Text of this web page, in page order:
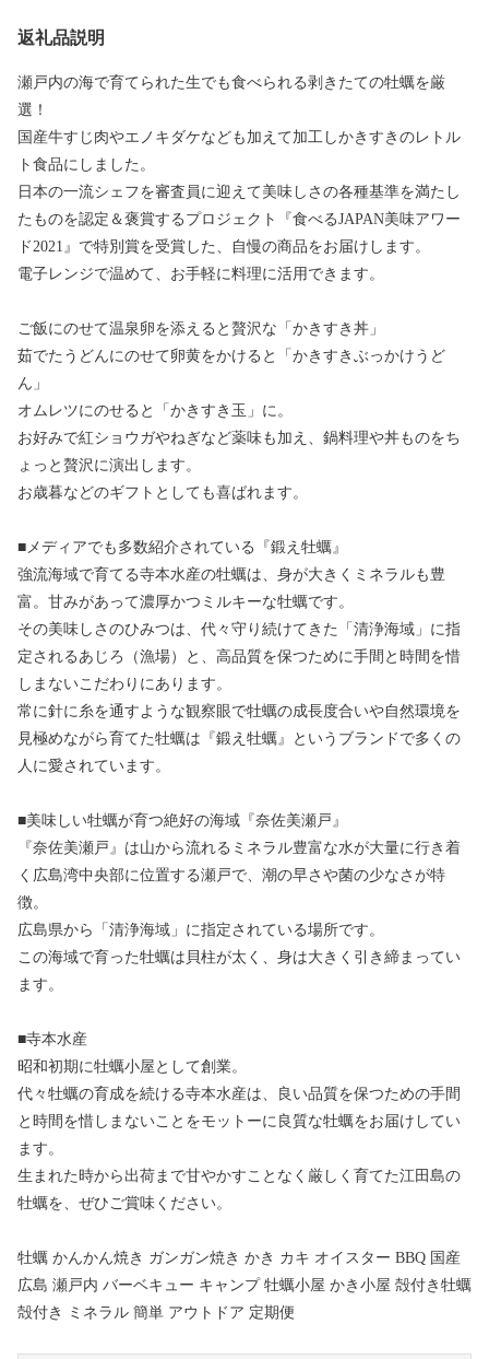
返礼品説明
瀬戸内の海で育てられた生でも食べられる剥きたての牡蠣を厳
選！
国産牛すじ肉やエノキダケなども加えて加工しかきすきのレトル
ト食品にしました。
日本の一流シェフを審査員に迎えて美味しさの各種基準を満たし
たものを認定＆褒賞するプロジェクト『食べるJAPAN美味アワー
ド2021』で特別賞を受賞した、自慢の商品をお届けします。
電子レンジで温めて、お手軽に料理に活用できます。
ご飯にのせて温泉卵を添えると贅沢な「かきすき丼」
茹でたうどんにのせて卵黄をかけると「かきすきぶっかけうど
ん」
オムレツにのせると「かきすき玉」に。
お好みで紅ショウガやねぎなど薬味も加え、鍋料理や丼ものをち
ょっと贅沢に演出します。
お歳暮などのギフトとしても喜ばれます。
■メディアでも多数紹介されている『鍛え牡蠣』
強流海域で育てる寺本水産の牡蠣は、身が大きくミネラルも豊
富。甘みがあって濃厚かつミルキーな牡蠣です。
その美味しさのひみつは、代々守り続けてきた「清浄海域」に指
定されるあじろ（漁場）と、高品質を保つために手間と時間を惜
しまないこだわりにあります。
常に針に糸を通すような観察眼で牡蠣の成長度合いや自然環境を
見極めながら育てた牡蠣は『鍛え牡蠣』というブランドで多くの
人に愛されています。
■美味しい牡蠣が育つ絶好の海域『奈佐美瀬戸』
『奈佐美瀬戸』は山から流れるミネラル豊富な水が大量に行き着
く広島湾中央部に位置する瀬戸で、潮の早さや菌の少なさが特
徴。
広島県から「清浄海域」に指定されている場所です。
この海域で育った牡蠣は貝柱が太く、身は大きく引き締まってい
ます。
■寺本水産
昭和初期に牡蠣小屋として創業。
代々牡蠣の育成を続ける寺本水産は、良い品質を保つための手間
と時間を惜しまないことをモットーに良質な牡蠣をお届けしてい
ます。
生まれた時から出荷まで甘やかすことなく厳しく育てた江田島の
牡蠣を、ぜひご賞味ください。
牡蠣 かんかん焼き ガンガン焼き かき カキ オイスター BBQ 国産
広島 瀬戸内 バーベキュー キャンプ 牡蠣小屋 かき小屋 殻付き牡蠣
殻付き ミネラル 簡単 アウトドア 定期便